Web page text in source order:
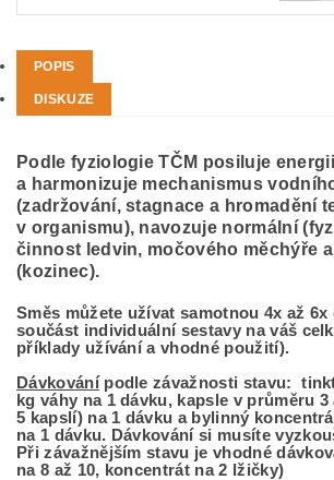
POPIS
DISKUZE
Podle fyziologie TČM posiluje
a harmonizuje mechanismus
(zadržování, stagnace a hromadění
v organismu), navozuje normální
činnost ledvin, močového měchýře
(kozinec).
Směs můžete užívat samotnou 4x až 6x
součást individuální sestavy na váš
příklady užívání a vhodné použití).
Dávkovánípodle závažnosti stavu:
kg váhy na 1 dávku, kapsle v průměru
5 kapslí) na 1 dávku a bylinný
na 1 dávku. Dávkování si musíte
Při závažnějším stavu je vhodné
na 8 až 10, koncentrát na 2 lžičky)